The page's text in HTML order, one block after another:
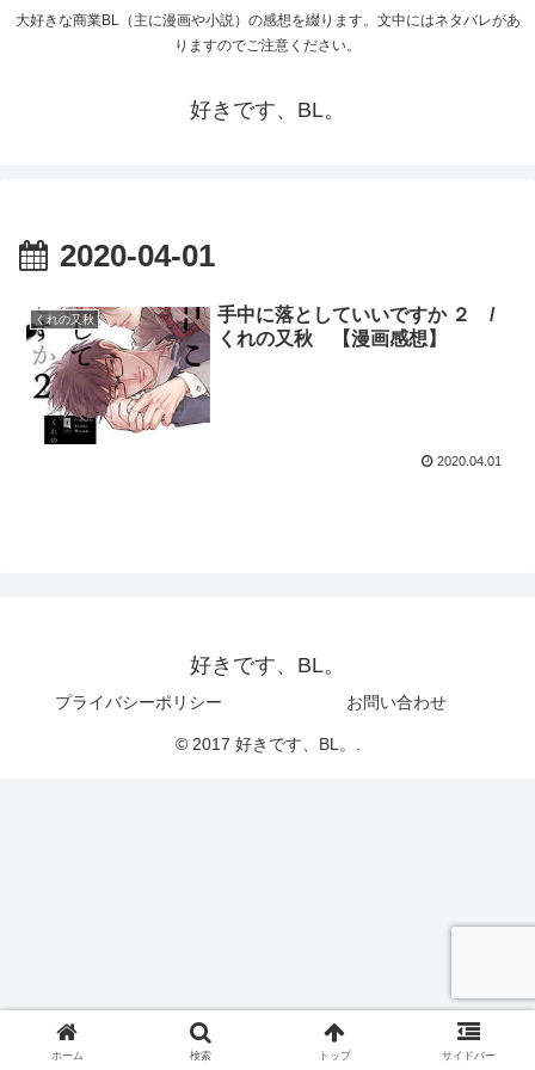
大好きな商業BL（主に漫画や小説）の感想を綴ります。文中にはネタバレがあ
りますのでご注意ください。
好きです、BL。
2020-04-01
くれの又秋
手中に落としていいですか ２ /
くれの又秋 【漫画感想】
2020.04.01
好きです、BL。
プライバシーポリシー お問い合わせ
© 2017 好きです、BL。.
ホーム 検索 トップ サイドバー